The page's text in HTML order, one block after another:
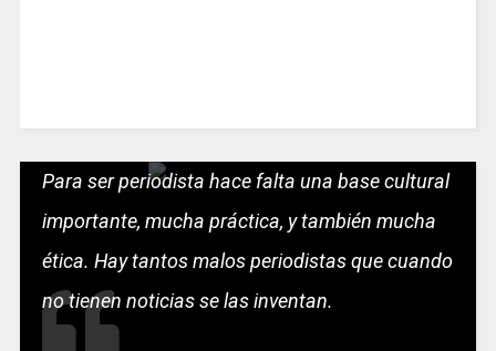
Para ser periodista hace falta una base cultural
importante, mucha práctica, y también mucha
ética. Hay tantos malos periodistas que cuando
no tienen noticias se las inventan.